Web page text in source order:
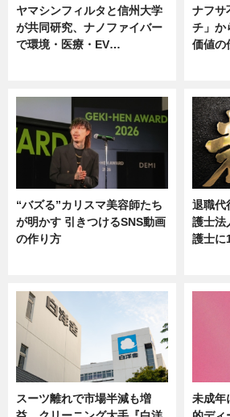
ヤマシンフィルタと信州大学
が共同研究、ナノファイバー
で環境・医療・EV…
ナフサ
チ」か
価値の
“バズる”カリスマ美容師たち
が明かす 引きつけるSNS動画
の作り方
退職代
護士法
護士
スーツ離れで市場半減も増
未成年